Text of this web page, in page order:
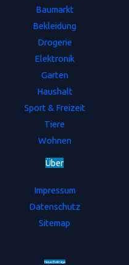
Baumarkt
Bekleidung
Drogerie
Elektronik
Garten
Haushalt
Sport & Freizeit
Tiere
Wohnen
Über
Impressum
Datenschutz
Sitemap
Neue Beiträge